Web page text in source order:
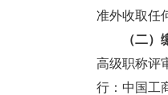
准外收取任
（二）缴
高级职称评
行：中国工